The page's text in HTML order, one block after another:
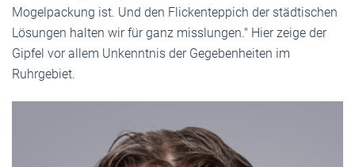
Mogelpackung ist. Und den Flickenteppich der städtischen
Lösungen halten wir für ganz misslungen." Hier zeige der
Gipfel vor allem Unkenntnis der Gegebenheiten im
Ruhrgebiet.